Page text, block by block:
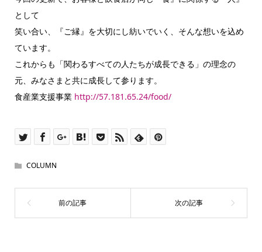
として
笑い合い、『ご縁』を大切にし紡いでいく、そんな想いを込め
ています。
これからも「関わるすべての人たちが成長できる」の理念の
元、みなさまと共に成長して参ります。
食産業支援事業 http://57.181.65.24/food/
COLUMN